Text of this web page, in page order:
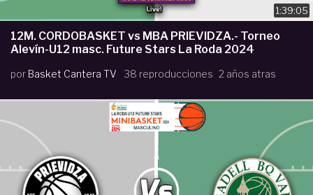
1:39:05
12M. CORDOBASKET vs MBA PRIEVIDZA.- Torneo
Alevín-U12 masc. Future Stars La Roda 2024
por Basket Cantera TV 38 reproducciones 2 años atras